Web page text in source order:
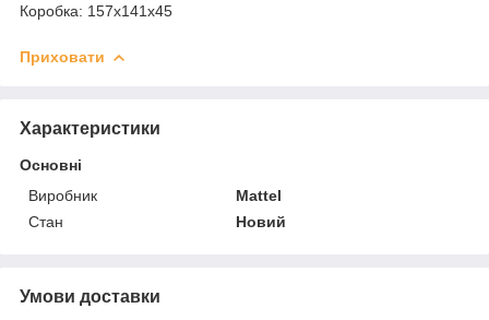
Коробка: 157х141х45
Приховати
Характеристики
Основні
Виробник
Mattel
Стан
Новий
Умови доставки